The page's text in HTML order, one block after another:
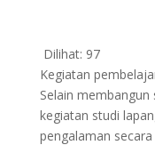
Dilihat: 97
Kegiatan
Selain
kegiatan studi
pengalaman